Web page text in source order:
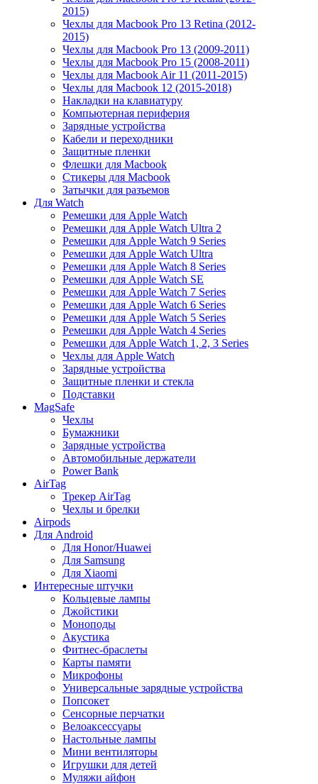
2015)
Чехлы для Macbook Pro 13 Retina (2012-
2015)
Чехлы для Macbook Pro 13 (2009-2011)
Чехлы для Macbook Pro 15 (2008-2011)
Чехлы для Macbook Air 11 (2011-2015)
Чехлы для Macbook 12 (2015-2018)
Накладки на клавиатуру
Компьютерная периферия
Зарядные устройства
Кабели и переходники
Защитные пленки
Флешки для Macbook
Стикеры для Macbook
Затычки для разъемов
Для Watch
Ремешки для Apple Watch
Ремешки для Apple Watch Ultra 2
Ремешки для Apple Watch 9 Series
Ремешки для Apple Watch Ultra
Ремешки для Apple Watch 8 Series
Ремешки для Apple Watch SE
Ремешки для Apple Watch 7 Series
Ремешки для Apple Watch 6 Series
Ремешки для Apple Watch 5 Series
Ремешки для Apple Watch 4 Series
Ремешки для Apple Watch 1, 2, 3 Series
Чехлы для Apple Watch
Зарядные устройства
Защитные пленки и стекла
Подставки
MagSafe
Чехлы
Бумажники
Зарядные устройства
Автомобильные держатели
Power Bank
AirTag
Трекер AirTag
Чехлы и брелки
Airpods
Для Android
Для Honor/Huawei
Для Samsung
Для Xiaomi
Интересные штучки
Кольцевые лампы
Джойстики
Моноподы
Акустика
Фитнес-браслеты
Карты памяти
Микрофоны
Универсальные зарядные устройства
Попсокет
Сенсорные перчатки
Велоаксессуары
Настольные лампы
Мини вентиляторы
Игрушки для детей
Муляжи айфон